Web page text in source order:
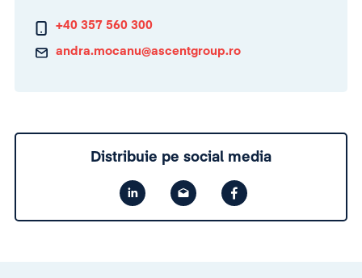
+40 357 560 300
andra.mocanu@ascentgroup.ro
Distribuie pe social media